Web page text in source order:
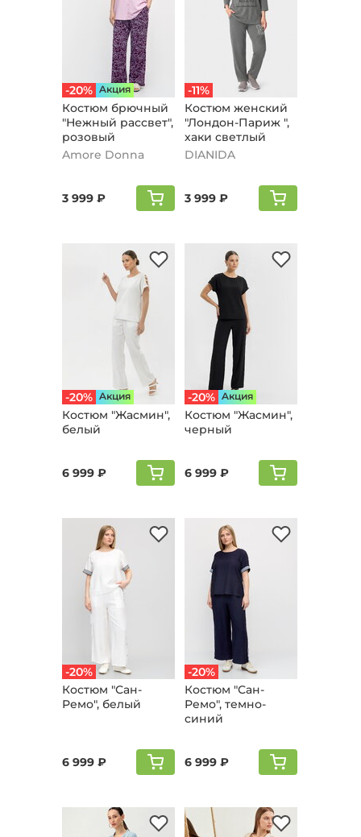
-20% Aкция
Костюм брючный
"Нежный рассвет",
розовый
Amore Donna
3 999 ₽
-11%
Костюм женский
"Лондон-Париж ",
хаки светлый
DIANIDA
3 999 ₽
-20% Aкция
Костюм "Жaсмин",
белый
6 999 ₽
-20% Aкция
Костюм "Жaсмин",
черный
6 999 ₽
-20%
Костюм "Сан-
Ремо", белый
6 999 ₽
-20%
Костюм "Сан-
Ремо", темно-
синий
6 999 ₽